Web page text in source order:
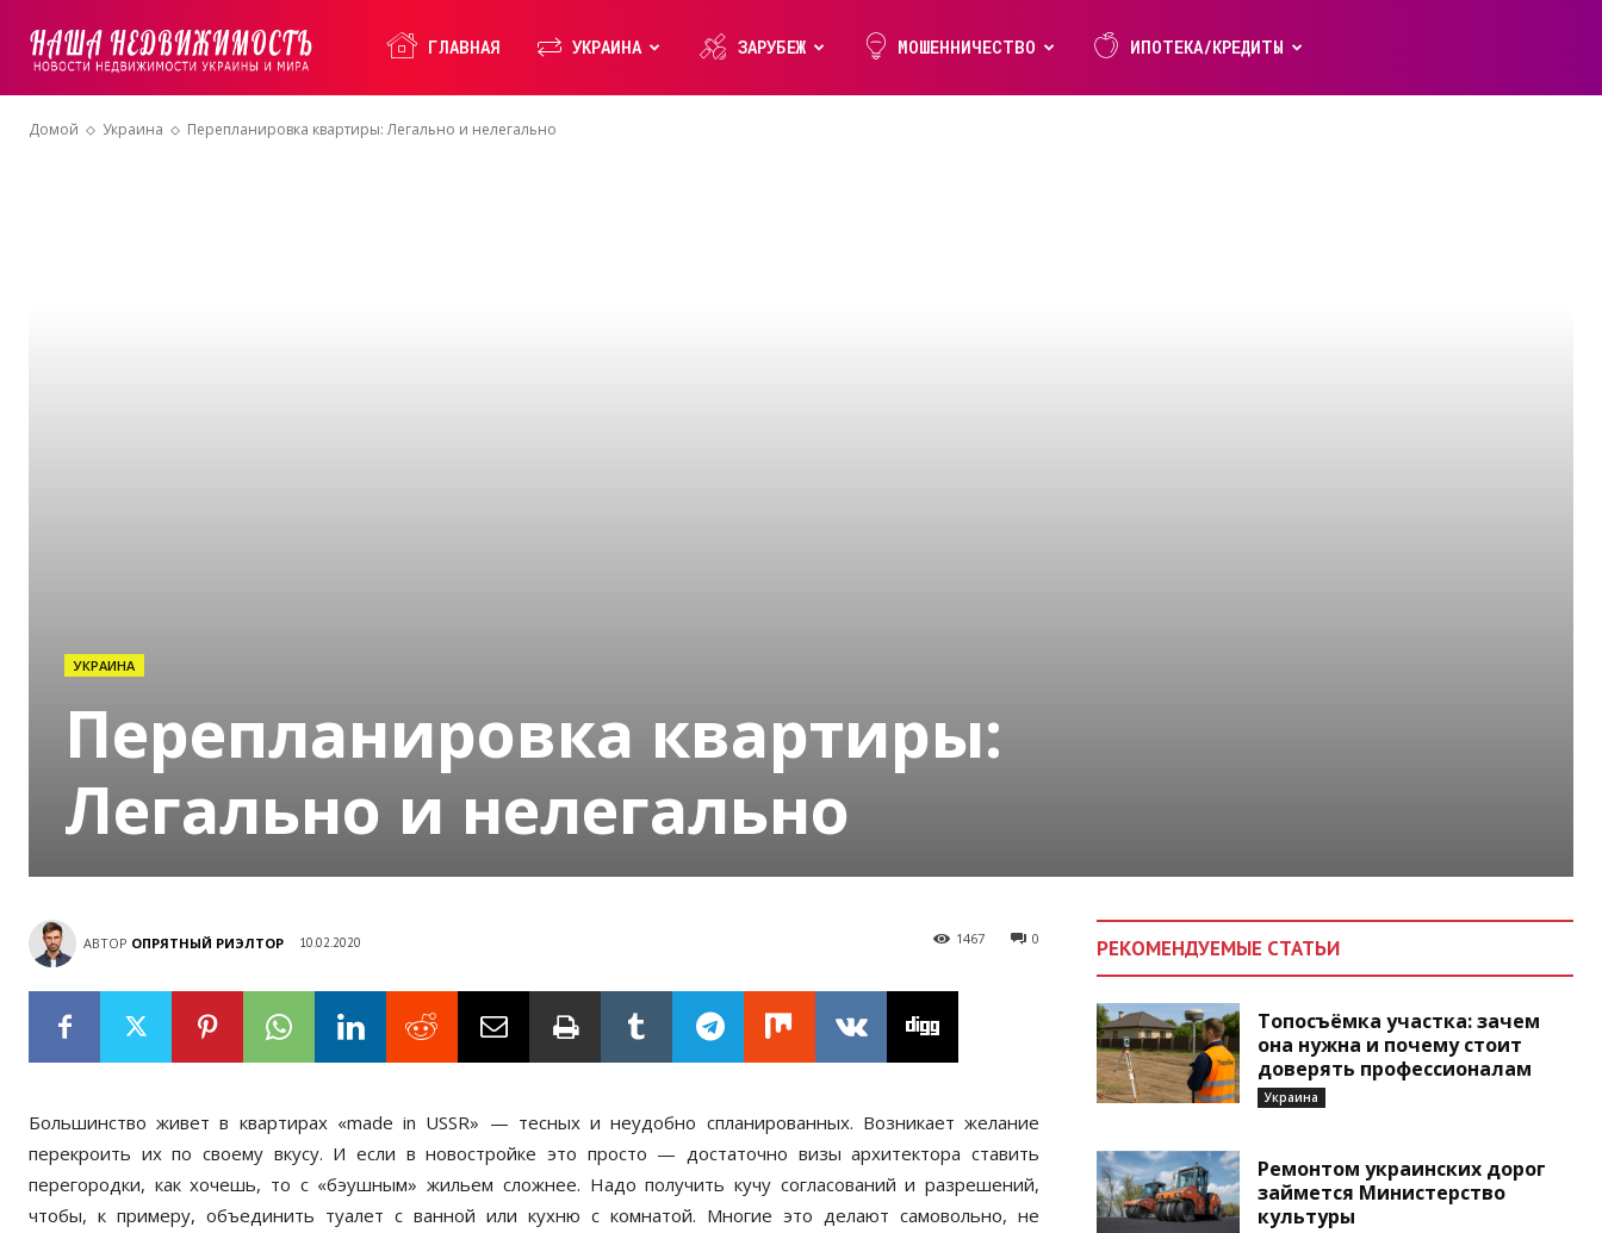
Недвижимость
ГЛАВНАЯ УКРАИНА ЗАРУБЕЖ МОШЕННИЧЕСТВО ИПОТЕКА/КРЕДИТЫ
Домой Украина Перепланировка квартиры: Легально и нелегально
УКРАИНА
Перепланировка квартиры:
Легально и нелегально
АВТОР ОПРЯТНЫЙ РИЭЛТОР 10.02.2020 0
1467
Большинство живет в квартирах «made in USSR» — тесных и неудобно спланированных. Возникает желание
перекроить их по своему вкусу. И если в новостройке это просто — достаточно визы архитектора ставить
перегородки, как хочешь, то с «бэушным» жильем сложнее. Надо получить кучу согласований и разрешений,
чтобы, к примеру, объединить туалет с ванной или кухню с комнатой. Многие это делают самовольно, не
РЕКОМЕНДУЕМЫЕ СТАТЬИ
Топосъёмка участка: зачем
она нужна и почему стоит
доверять профессионалам
Украина
Ремонтом украинских дорог
займется Министерство
культуры